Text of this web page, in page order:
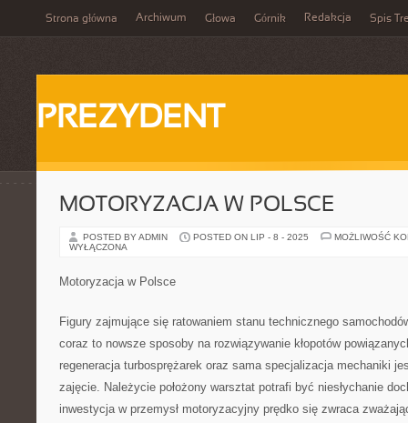
Strona główna Archiwum Głowa Górnik Redakcja Spis
PREZYDENT
MOTORYZACJA W POLSCE
POSTED BY ADMIN POSTED ON LIP - 8 - 2025
MOŻLIWOŚĆ
WYŁĄCZONA
Motoryzacja w Polsce
Figury zajmujące się ratowaniem stanu technicznego
coraz to nowsze sposoby na rozwiązywanie kłopotów
regeneracja turbosprężarek oraz sama specjalizacja mechaniki
zajęcie. Należycie położony warsztat potrafi być niesłychanie
inwestycja w przemysł motoryzacyjny prędko się zwraca